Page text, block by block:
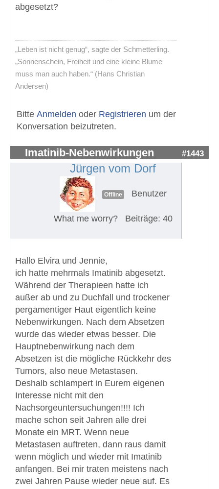
abgesetzt?
„Leben ist nicht genug“, sagte der Schmetterling.
„Sonnenschein, Freiheit und eine kleine Blume
muss man auch haben.“ (Hans Christian
Andersen)
Bitte Anmelden oder Registrieren um der
Konversation beizutreten.
Imatinib-Nebenwirkungen #1443
Jürgen vom Dorf
Offline Benutzer
What me worry? Beiträge: 40
Hallo Elvira und Jennie,
ich hatte mehrmals Imatinib abgesetzt.
Während der Therapieen hatte ich
außer ab und zu Duchfall und trockener
pergamentiger Haut eigentlich keine
Nebenwirkungen. Nach dem Absetzen
wurde das wieder etwas besser. Die
Hauptnebenwirkung nach dem
Absetzen ist die mögliche Rückkehr des
Tumors, also neue Metastasen.
Deshalb schlampert in Eurem eigenen
Interesse nicht mit den
Nachsorgeuntersuchungen!!!! Ich
mache schon seit Jahren alle drei
Monate ein MRT. Wenn neue
Metastasen auftreten, dann raus damit
wenn möglich und wieder mit Imatinib
anfangen. Bei mir traten meistens nach
zwei Jahren Pause wieder neue auf. Es